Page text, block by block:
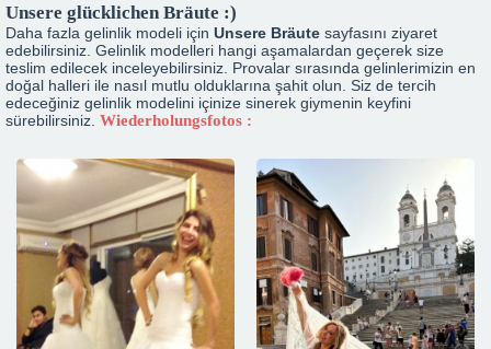
Unsere glücklichen Bräute :)
Daha fazla gelinlik modeli için Unsere Bräute sayfasını ziyaret
edebilirsiniz. Gelinlik modelleri hangi aşamalardan geçerek size
teslim edilecek inceleyebilirsiniz. Provalar sırasında gelinlerimizin en
doğal halleri ile nasıl mutlu olduklarına şahit olun. Siz de tercih
edeceğiniz gelinlik modelini içinize sinerek giymenin keyfini
sürebilirsiniz. Wiederholungsfotos :